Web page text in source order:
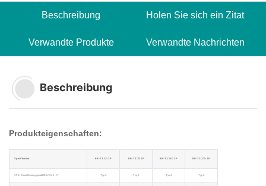
Beschreibung Holen Sie sich ein Zitat
Verwandte Produkte Verwandte Nachrichten
Beschreibung
Produkteigenschaften:
Spezifikation BR-T3 30 2P BR-T3 75 2P BR-T3 150 2P BR-T3 275 2P
SPD-Klassifizierung gemäß EN61643-11 Typ 3 Typ 3 Typ 3 Typ 3